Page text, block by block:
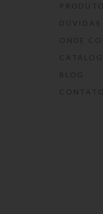
DÚVIDAS
ONDE
BLOG
CONTATO